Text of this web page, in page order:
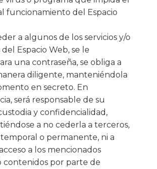
funcionamiento del Espacio
a algunos de los servicios y/o
Espacio Web, se le
una contraseña, se obliga a
diligente, manteniéndola
en secreto. En
será responsable de su
y confidencialidad,
a no cederla a terceros,
o permanente, ni a
a los mencionados
contenidos por parte de